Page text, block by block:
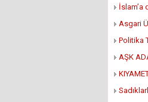
İslam’a
Asgari
Politika
AŞK